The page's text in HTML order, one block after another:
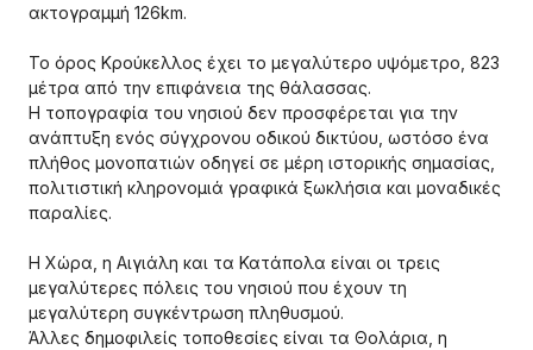
ακτογραμμή 126km.
Το όρος Κρούκελλος έχει το μεγαλύτερο υψόμετρο, 823
μέτρα από την επιφάνεια της θάλασσας.
Η τοπογραφία του νησιού δεν προσφέρεται για την
ανάπτυξη ενός σύγχρονου οδικού δικτύου, ωστόσο ένα
πλήθος μονοπατιών οδηγεί σε μέρη ιστορικής σημασίας,
πολιτιστική κληρονομιά γραφικά ξωκλήσια και μοναδικές
παραλίες.
Η Χώρα, η Αιγιάλη και τα Κατάπολα είναι οι τρεις
μεγαλύτερες πόλεις του νησιού που έχουν τη
μεγαλύτερη συγκέντρωση πληθυσμού.
Άλλες δημοφιλείς τοποθεσίες είναι τα Θολάρια, η